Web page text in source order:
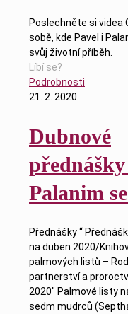
Poslechněte si videa
sobě, kde Pavel i
svůj životní příběh.
Líbí se?
Podrobnosti
21. 2. 2020
Dubnové
přednášky
Palanim
Přednášky “
na duben 2020/
palmových listů –
partnerství a
2020″ Palmové listy
sedm mudrců